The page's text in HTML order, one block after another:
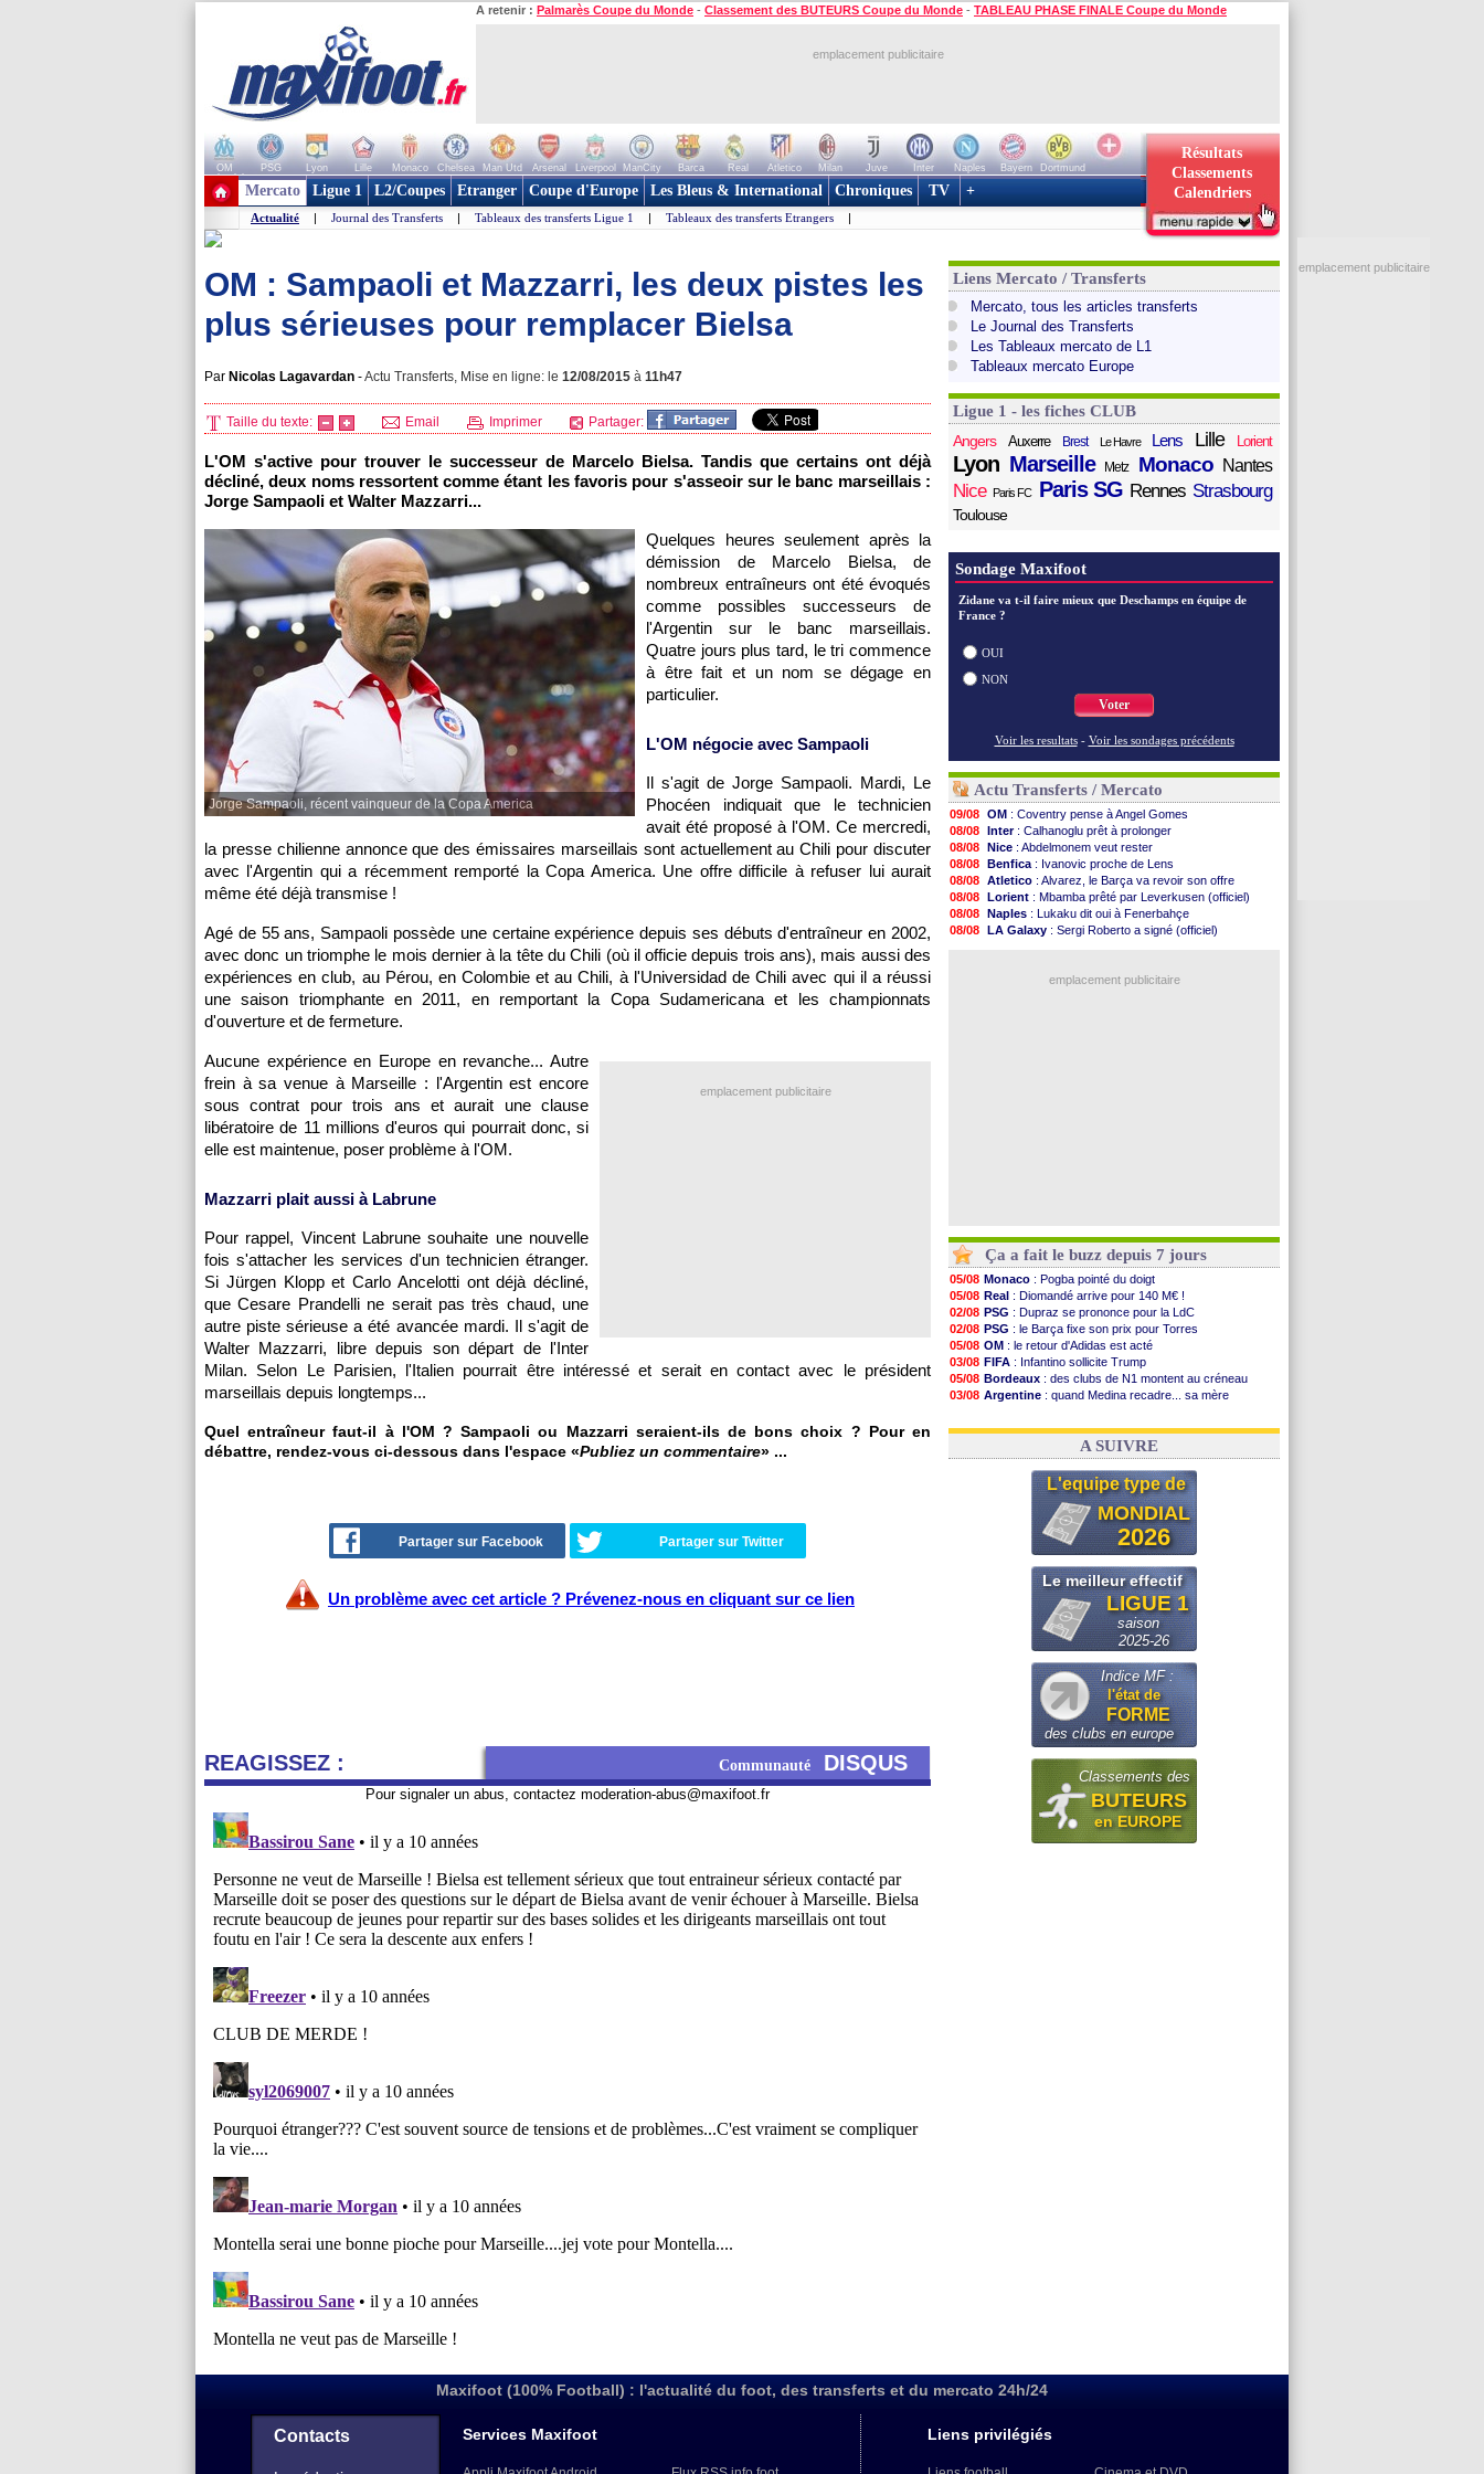
A retenir : Palmarès Coupe du Monde - Classement des BUTEURS Coupe du Monde - TABLEAU PHASE FINALE Coupe du Monde
emplacement publicitaire
OM PSG Lyon Lille Monaco Chelsea Man Utd Arsenal Liverpool ManCity Barca Real Atletico Milan Juve Inter Naples Bayern
Dortmund
+ de clubs
Résultats
Classements
Calendriers
Mercato Ligue 1 L2/Coupes Etranger Coupe d'Europe Les Bleus & International Chroniques TV +
Actualité | Journal des Transferts | Tableaux des transferts Ligue 1 | Tableaux des transferts Etrangers |
OM : Sampaoli et Mazzarri, les deux pistes les
plus sérieuses pour remplacer Bielsa
Par Nicolas Lagavardan -Actu Transferts, Mise en ligne: le 12/08/2015 à 11h47
Taille du texte: Email Imprimer Partager:
L'OM s'active pour trouver le successeur de Marcelo Bielsa. Tandis que certains ont déjà
décliné, deux noms ressortent comme étant les favoris pour s'asseoir sur le banc marseillais :
Jorge Sampaoli et Walter Mazzarri...
Jorge Sampaoli, récent vainqueur de la Copa America
Quelques heures seulement après la
démission de Marcelo Bielsa, de
nombreux entraîneurs ont été évoqués
comme possibles successeurs de
l'Argentin sur le banc marseillais.
Quatre jours plus tard, le tri commence
à être fait et un nom se dégage en
particulier.
L'OM négocie avec Sampaoli
Il s'agit de Jorge Sampaoli. Mardi, Le
Phocéen indiquait que le technicien
avait été proposé à l'OM. Ce mercredi,
la presse chilienne annonce que des émissaires marseillais sont actuellement au Chili pour discuter
avec l'Argentin qui a récemment remporté la Copa America. Une offre difficile à refuser lui aurait
même été déjà transmise !
Agé de 55 ans, Sampaoli possède une certaine expérience depuis ses débuts d'entraîneur en 2002,
avec donc un triomphe le mois dernier à la tête du Chili (où il officie depuis trois ans), mais aussi des
expériences en club, au Pérou, en Colombie et au Chili, à l'Universidad de Chili avec qui il a réussi
une saison triomphante en 2011, en remportant la Copa Sudamericana et les championnats
d'ouverture et de fermeture.
emplacement publicitaire
Aucune expérience en Europe en revanche... Autre
frein à sa venue à Marseille : l'Argentin est encore
sous contrat pour trois ans et aurait une clause
libératoire de 11 millions d'euros qui pourrait donc, si
elle est maintenue, poser problème à l'OM.
Mazzarri plait aussi à Labrune
Pour rappel, Vincent Labrune souhaite une nouvelle
fois s'attacher les services d'un technicien étranger.
Si Jürgen Klopp et Carlo Ancelotti ont déjà décliné,
que Cesare Prandelli ne serait pas très chaud, une
autre piste sérieuse a été avancée mardi. Il s'agit de
Walter Mazzarri, libre depuis son départ de l'Inter
Milan. Selon Le Parisien, l'Italien pourrait être intéressé et serait en contact avec le président
marseillais depuis longtemps...
Quel entraîneur faut-il à l'OM ? Sampaoli ou Mazzarri seraient-ils de bons choix ? Pour en
débattre, rendez-vous ci-dessous dans l'espace «Publiez un commentaire» ...
Partager sur Facebook Partager sur Twitter
Un problème avec cet article ? Prévenez-nous en cliquant sur ce lien
REAGISSEZ : Communauté DISQUS
Pour signaler un abus, contactez moderation-abus@maxifoot.fr
Liens Mercato / Transferts
Mercato, tous les articles transferts
Le Journal des Transferts
Les Tableaux mercato de L1
Tableaux mercato Europe
Ligue 1 - les fiches CLUB
Angers
Auxerre Brest Le Havre Lens Lille Lorient
Lyon Marseille Metz Monaco Nantes
Nice Paris FC Paris SG Rennes Strasbourg
Toulouse
Sondage Maxifoot
Zidane va t-il faire mieux que Deschamps en équipe de
France ?
OUI
NON
Voter
Voir les resultats - Voir les sondages précédents
Actu Transferts / Mercato
09/08 OM : Coventry pense à Angel Gomes
08/08 Inter: Calhanoglu prêt à prolonger
08/08 Nice : Abdelmonem veut rester
08/08 Benfica : Ivanovic proche de Lens
08/08 Atletico : Alvarez, le Barça va revoir son offre
08/08 Lorient : Mbamba prêté par Leverkusen (officiel)
08/08 Naples : Lukaku dit oui à Fenerbahçe
08/08 LA Galaxy : Sergi Roberto a signé (officiel)
: Ganiou prolongé jusqu'en 2030 (officiel)
emplacement publicitaire
Ça a fait le buzz depuis 7 jours
05/08 Monaco : Pogba pointé du doigt
05/08 Real : Diomandé arrive pour 140 M€ !
02/08 PSG : Dupraz se prononce pour la LdC
02/08 PSG : le Barça fixe son prix pour Torres
05/08 OM : le retour d'Adidas est acté
03/08 FIFA : Infantino sollicite Trump
05/08 Bordeaux : des clubs de N1 montent au créneau
03/08 Argentine : quand Medina recadre... sa mère
06/08 OM: le club prêt à libérer Kondogbia ?
A SUIVRE
L'equipe type de
MONDIAL
2026
Le meilleur effectif
LIGUE 1
saison
2025-26
Indice MF :
l'état de
FORME
des clubs en europe
Classements des
BUTEURS
en EUROPE
emplacement publicitaire
Maxifoot (100% Football) : l'actualité du foot, des transferts et du mercato 24h/24
Contacts Services Maxifoot Liens privilégiés